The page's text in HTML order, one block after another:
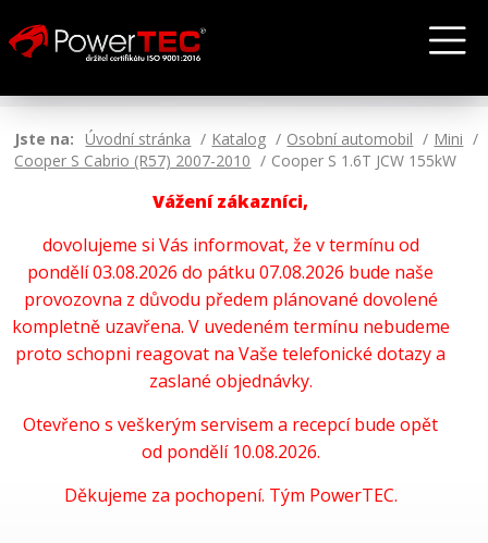
Jste na: Úvodní stránka Katalog Osobní automobil
Mini
Cooper S Cabrio (R57) 2007-2010
Cooper S 1.6T JCW 155kW
Vážení zákazníci,
dovolujeme si Vás informovat, že v termínu od
pondělí 03.08.2026 do pátku 07.08.2026 bude naše
provozovna z důvodu předem plánované dovolené
kompletně uzavřena. V uvedeném termínu nebudeme
proto schopni reagovat na Vaše telefonické dotazy a
zaslané objednávky.
Otevřeno s veškerým servisem a recepcí bude opět
od pondělí 10.08.2026.
Děkujeme za pochopení. Tým PowerTEC.